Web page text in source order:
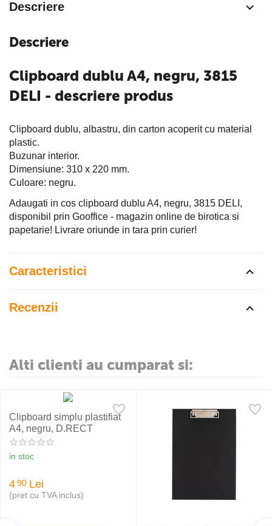
Descriere
Descriere
Clipboard dublu A4, negru, 3815
DELI - descriere produs
Clipboard dublu, albastru, din carton acoperit cu material
plastic.
Buzunar interior.
Dimensiune: 310 x 220 mm.
Culoare: negru.
Adaugati in cos clipboard dublu A4, negru, 3815 DELI,
disponibil prin Gooffice - magazin online de birotica si
papetarie! Livrare oriunde in tara prin curier!
Caracteristici
Recenzii
Alti clienti au cumparat si:
Clipboard simplu plastifiat
A4, negru, D.RECT
in stoc
4 90 Lei
(pret cu TVA inclus)